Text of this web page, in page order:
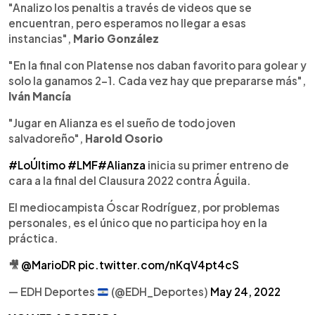
"Analizo los penaltis a través de videos que se
encuentran, pero esperamos no llegar a esas
instancias", Mario González
"En la final con Platense nos daban favorito para golear y
solo la ganamos 2-1. Cada vez hay que prepararse más",
Iván Mancía
"Jugar en Alianza es el sueño de todo joven
salvadoreño", Harold Osorio
#LoÚltimo #LMF#Alianza inicia su primer entreno de
cara a la final del Clausura 2022 contra Águila.
El mediocampista Óscar Rodríguez, por problemas
personales, es el único que no participa hoy en la
práctica.
🎥 @MarioDR pic.twitter.com/nKqV4pt4cS
— EDH Deportes
(@EDH_Deportes) May 24, 2022